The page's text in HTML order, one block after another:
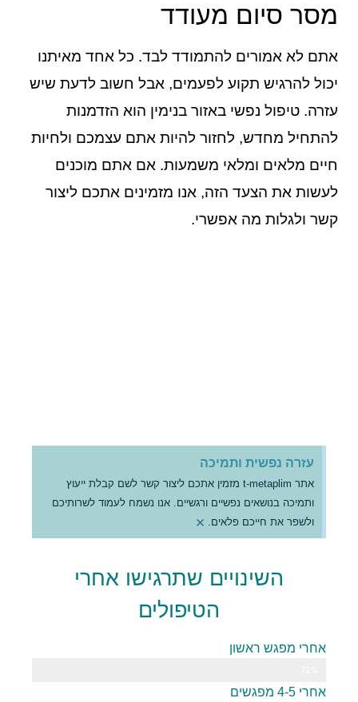
מסר סיום מעודד
אתם לא אמורים להתמודד לבד. כל אחד מאיתנו
יכול להרגיש תקוע לפעמים, אבל חשוב לדעת שיש
עזרה. טיפול נפשי באזור בנימין הוא הזדמנות
להתחיל מחדש, לחזור להיות אתם עצמכם ולחיות
חיים מלאים ומלאי משמעות. אם אתם מוכנים
לעשות את הצעד הזה, אנו מזמינים אתכם ליצור
קשר ולגלות מה אפשרי.
עזרה נפשית ותמיכה
אתר t-metaplim מזמין אתכם ליצור קשר לשם קבלת ייעוץ
ותמיכה בנושאים נפשיים ורגשיים. אנו נשמח לעמוד לשרותיכם
ולשפר את חייכם פלאים.
×
השינויים שתרגישו אחרי
הטיפולים
אחרי מפגש ראשון
אחרי 4-5 מפגשים